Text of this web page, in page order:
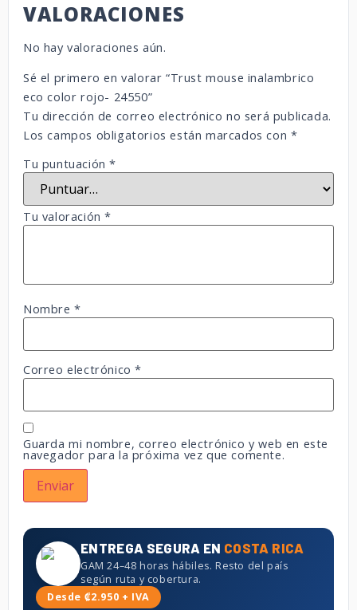
VALORACIONES
No hay valoraciones aún.
Sé el primero en valorar “Trust mouse inalambrico
eco color rojo- 24550”
Tu dirección de correo electrónico no será publicada.
Los campos obligatorios están marcados con *
Tu puntuación*
Tu valoración*
Nombre*
Correo electrónico*
Guarda mi nombre, correo electrónico y web en este
navegador para la próxima vez que comente.
ENTREGA SEGURA EN COSTA RICA
GAM 24–48 horas hábiles. Resto del país
según ruta y cobertura.
Desde ₡2.950 + IVA